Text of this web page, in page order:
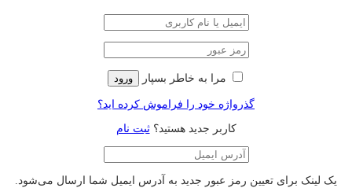
مرا به خاطر بسپار ورود
گذرواژه خود را فراموش کرده اید؟
کاربر جدید هستید؟ثبت نام
یک لینک برای تعیین رمز عبور جدید به آدرس ایمیل شما ارسال می‌شود.